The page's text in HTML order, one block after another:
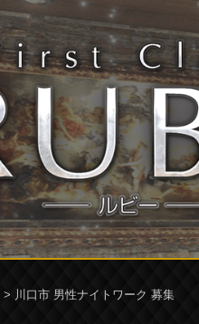
> 川口市 男性ナイトワーク 募集